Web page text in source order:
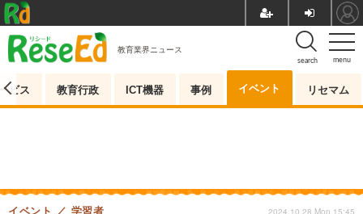
menu
search
教育業界ニュース
ビス 教育行政 ICT機器 事例 イベント リセマム
イベント 学習者 2024.10.28 Mon 15:45